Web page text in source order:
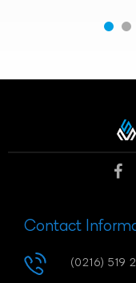
Contact
(0216) 519